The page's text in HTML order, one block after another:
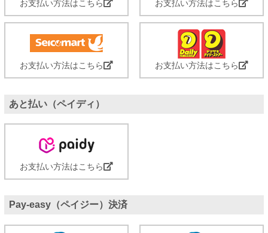
お支払い方法はこちら お支払い方法はこちら
お支払い方法はこちら お支払い方法はこちら
あと払い（ペイディ）
お支払い方法はこちら
Pay-easy（ペイジー）決済